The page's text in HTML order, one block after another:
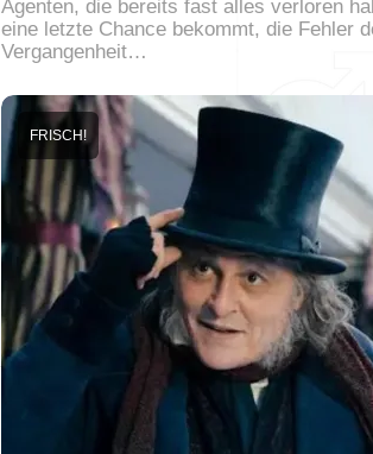
Agenten, die bereits fast alles verloren
eine letzte Chance bekommt, die Fehler
Vergangenheit…
FRISCH!